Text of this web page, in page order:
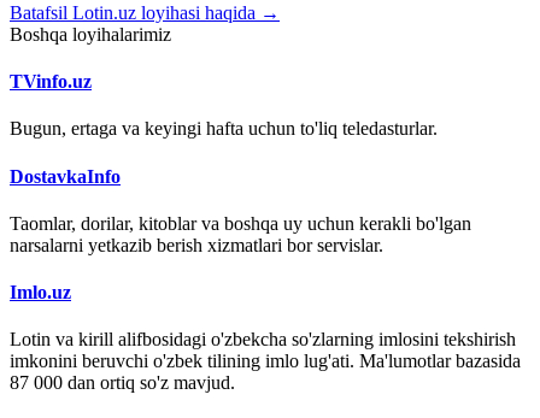
Batafsil Lotin.uz loyihasi haqida →
Boshqa loyihalarimiz
TVinfo.uz
Bugun, ertaga va keyingi hafta uchun to'liq teledasturlar.
DostavkaInfo
Taomlar, dorilar, kitoblar va boshqa uy uchun kerakli bo'lgan
narsalarni yetkazib berish xizmatlari bor servislar.
Imlo.uz
Lotin va kirill alifbosidagi o'zbekcha so'zlarning imlosini tekshirish
imkonini beruvchi o'zbek tilining imlo lug'ati. Ma'lumotlar bazasida
87 000 dan ortiq so'z mavjud.